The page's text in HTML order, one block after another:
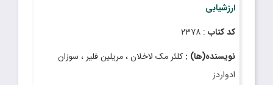
ارزشیابی
کد کتاب : ۲۳۷۸
نویسنده(ها) : کلئر مک لاخلان ، مریلین فلیر ، سوزان
ادواردز